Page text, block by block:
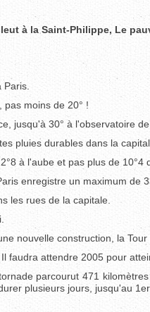
à la Saint-Philippe, Le
pas moins de 20° !
jusqu'à 30° à l'observatoire de
pluies durables dans la
à l'aube et pas plus de 10°4
enregistre un maximum de
les rues de la capitale.
nouvelle construction, la Tour
faudra attendre 2005 pour
parcourut 471
plusieurs jours, jusqu'au